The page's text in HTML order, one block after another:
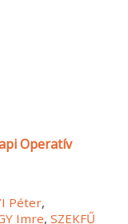
Operatív
Péter,
Imre,SZEKFŰ